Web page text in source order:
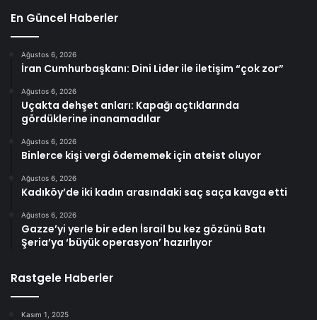
En Güncel Haberler
Ağustos 6, 2026
İran Cumhurbaşkanı: Dini Lider ile iletişim “çok zor”
Ağustos 6, 2026
Uçakta dehşet anları: Kapağı açtıklarında
gördüklerine inanamadılar
Ağustos 6, 2026
Binlerce kişi vergi ödememek için ateist oluyor
Ağustos 6, 2026
Kadıköy’de iki kadın arasındaki saç saça kavga etti
Ağustos 6, 2026
Gazze’yi yerle bir eden İsrail bu kez gözünü Batı
Şeria’ya ‘büyük operasyon’ hazırlıyor
Rastgele Haberler
Kasım 1, 2025